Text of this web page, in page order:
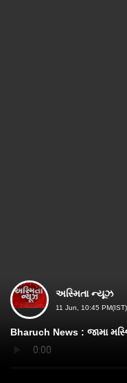
અસ્મિતા ન્યૂઝ
11 Jun, 10:45 PM(IST)
Bharuch News : જામા